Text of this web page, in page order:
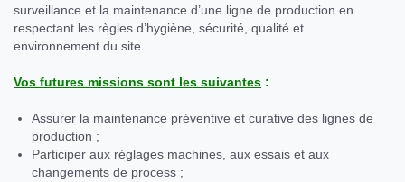
surveillance et la maintenance d’une ligne de production en
respectant les règles d’hygiène, sécurité, qualité et
environnement du site.
Vos futures missions sont les suivantes :
Assurer la maintenance préventive et curative des lignes de
production ;
Participer aux réglages machines, aux essais et aux
changements de process ;